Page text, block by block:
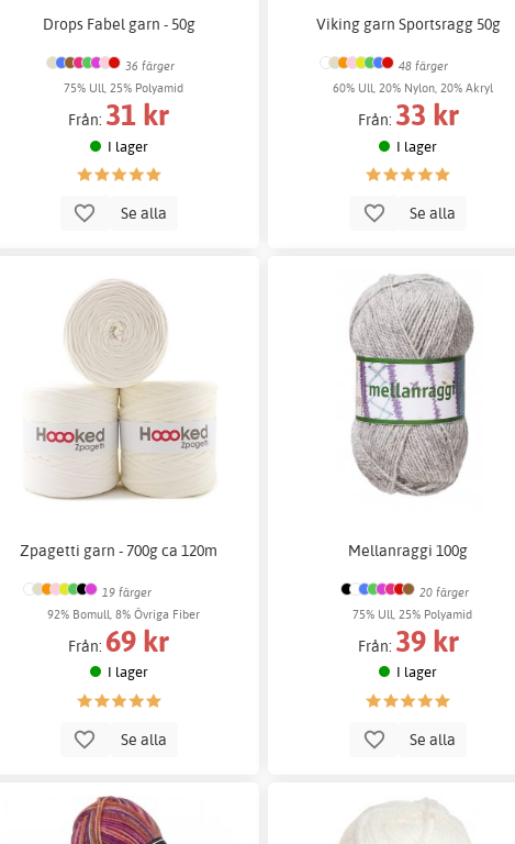
Drops Fabel garn - 50g
36 färger
75% Ull, 25% Polyamid
Från: 31 kr
I lager
Se alla
Viking garn Sportsragg 50g
48 färger
60% Ull, 20% Nylon, 20% Akryl
Från: 33 kr
I lager
Se alla
Zpagetti garn - 700g ca 120m
19 färger
92% Bomull, 8% Övriga Fiber
Från: 69 kr
I lager
Se alla
Mellanraggi 100g
20 färger
75% Ull, 25% Polyamid
Från: 39 kr
I lager
Se alla